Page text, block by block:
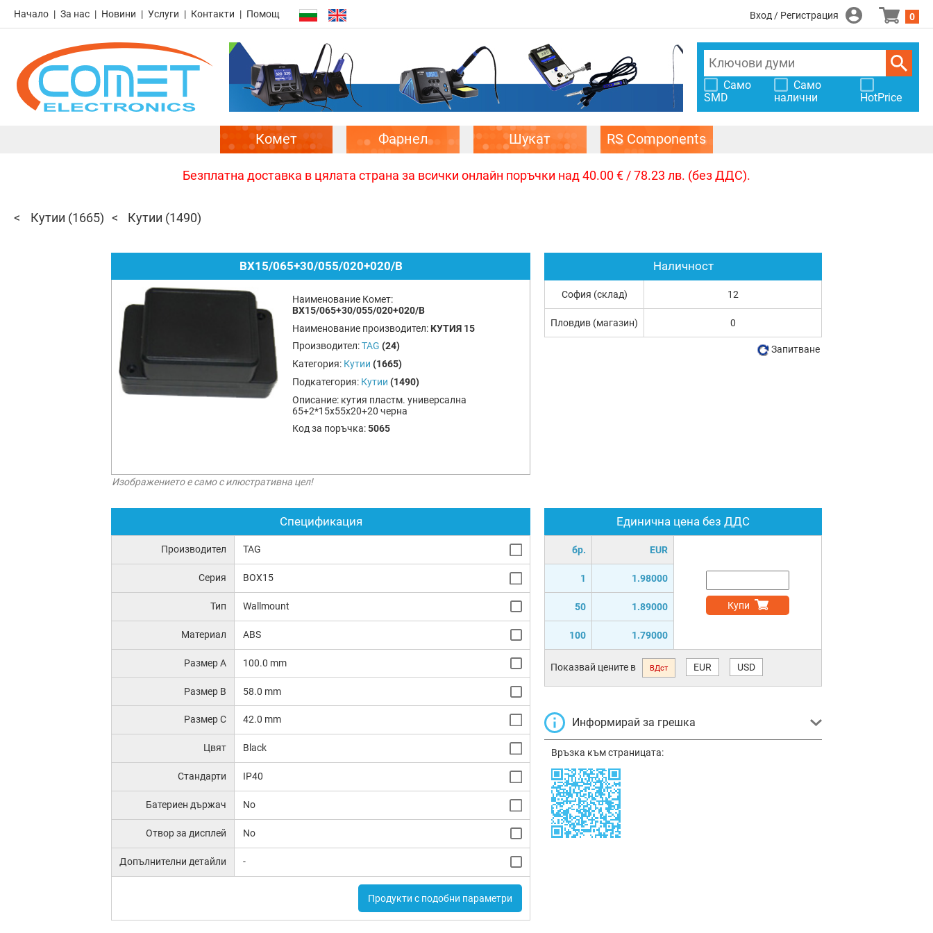
Начало За нас Новини Услуги Контакти Помощ Вход / Регистрация 0
Само
SMD
Само
налични
HotPrice
Комет Фарнел Шукат RS Components
Безплатна доставка в цялата страна за всички онлайн поръчки над 40.00 € / 78.23 лв. (без ДДС).
Кутии (1665) Кутии (1490)
BX15/065+30/055/020+020/B
Наименование Комет:
BX15/065+30/055/020+020/B
Наименование производител: КУТИЯ 15
Производител:TAG (24)
Категория: Кутии (1665)
Подкатегория: Кутии (1490)
Описание: кутия пластм. универсална
65+2*15х55х20+20 черна
Код за поръчка:5065
Изображението е само с илюстративна цел!
Спецификация
Производител TAG
Серия BOX15
Тип Wallmount
Материал ABS
Размер A 100.0 mm
Размер B 58.0 mm
Размер C 42.0 mm
Цвят Black
Стандарти IP40
Батериен държач No
Отвор за дисплей No
Допълнителни детайли -
Продукти с подобни параметри
Единична цена без ДДС
бр. EUR
1 1.98000
50 1.89000
100 1.79000
Купи
Показвай цените в ВДст EUR USD
Информирай за грешка
Връзка към страницата:
Наличност
София (склад) 12
Пловдив (магазин) 0
Запитване